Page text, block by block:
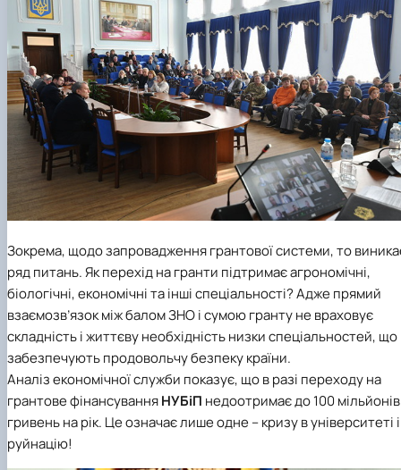
Зокрема, щодо запровадження грантової системи, то
ряд питань. Як перехід на гранти підтримає агрономічні,
біологічні, економічні та інші спеціальності? Адже прямий
взаємозв’язок між балом ЗНО і сумою гранту не враховує
складність і життєву необхідність низки спеціальностей, що
забезпечують продовольчу безпеку країни.
Аналіз економічної служби показує, що в разі переходу на
грантове фінансуванняНУБіП недоотримає до 100 мільйонів
гривень на рік. Це означає лише одне – кризу в університеті і
руйнацію!